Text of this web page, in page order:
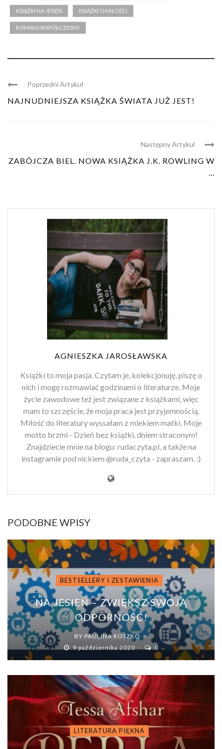
KSIĄŻKI NA JESIEŃ KSIĄŻKI O MIŁOŚCI
ROMANS WSPÓŁCZESNY
Poprzedni Artykuł
NAJNUDNIEJSZA KSIĄŻKA ŚWIATA JUŻ JEST!
Następny Artykul
ZABÓJCZA BIEL. NOWA KSIĄŻKA J.K. ROWLING W
...
AGNIESZKA JAROSŁAWSKA
Książki to moja pasja. Czytam je, kolekcjonuję, piszę o
nich i mogę rozmawiać godzinami o literaturze. Moje
życie zawodowe też jest związane z książkami, więc
mam to szczęście, że moja praca jest przyjemnością.
Miłość do literatury wyssałam z mlekiem matki. Moje
motto brzmi - Dzień bez książki, dniem straconym!
Znajdziecie mnie na blogu: rudaczyta.pl, a także na
instagramie pod nickiem @ruda_czyta - zapraszam. :)
PODOBNE WPISY
BESTSELLERY I ZESTAWIENIA
NA JESIEŃ – ZWIĘKSZ SWOJĄ
ODPORNOŚĆ!
BY PAULINA ROSZKO
9 października 2020
0
LITERATURA PIĘKNA